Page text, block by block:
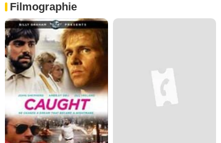
Filmographie